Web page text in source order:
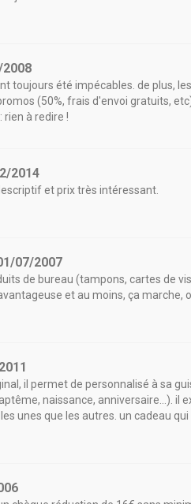
toujours été impécables. de plus,
(50%, frais d'envoi gratuits,
à redire !
2014
et prix très intéressant.
07/2007
de bureau (tampons, cartes de
et au moins, ça marche,
il permet de personnalisé à sa
naissance, anniversaire...). il
unes que les autres. un cadeau